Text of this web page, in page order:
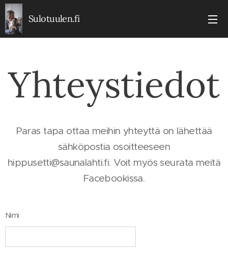
Sulotuulen.fi
Yhteystiedot
Paras tapa ottaa meihin yhteyttä on lähettää
sähköpostia osoitteeseen
hippusetti@saunalahti.fi. Voit myös seurata meitä
Facebookissa.
Nimi